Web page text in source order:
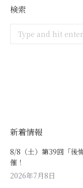
検索
新着情報
8/8（土）第39回「後
催！
2026年7月8日